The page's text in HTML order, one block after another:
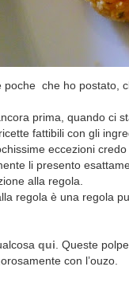
poche che ho postato,
prima, quando ci
fattibili con gli
eccezioni credo
li presento
alla regola.
regola è una regola
qui . Queste
con l’ouzo.